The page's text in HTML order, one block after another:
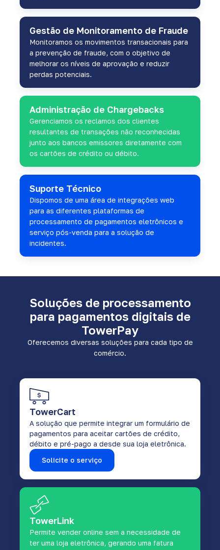
Gestão de Monitoramento de Fraude
Monitoramos os movimentos transacionais para
a prevenção de fraude, com o objetivo de
melhorar os níveis de aprovação e reduzir
perdas potenciais.
Administração de Chargebacks
Gerenciamos os reclamos dos clientes
resultantes de transações não reconhecidas
junto aos bancos emissores diretamente com
os cartões de crédito ou débito.
Suporte Técnico
Dispomos de uma área de integrações web
para as diferentes plataformas de
processamento de pagamentos eletrônicos e
serviço pós-venda para a solução de
incidentes.
Soluções de processamento
para pagamentos digitais de
TowerPay
Oferecemos diversas soluções para cada tipo de
comércio.
TowerCart
A solução que permite integrar um formulário de
pagamentos para aceitar cartões de crédito,
débito e pré-pago a desde sua loja eletrônica.
Solicite o serviço
TowerLink
Permite vender online sem a necessidade de
ter uma loja eletrônica, gerando uma fatura